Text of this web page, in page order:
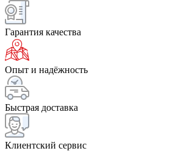
Гарантия качества
Опыт и надёжность
Быстрая доставка
Клиентский сервис